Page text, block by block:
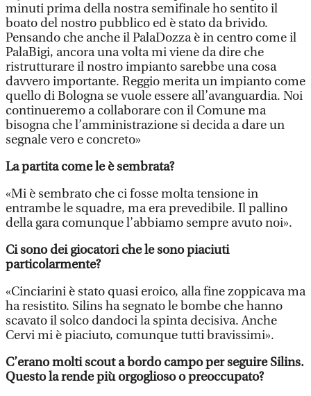
minuti prima della nostra semifinale ho sentito il
boato del nostro pubblico ed è stato da brivido.
Pensando che anche il PalaDozza è in centro come il
PalaBigi, ancora una volta mi viene da dire che
ristrutturare il nostro impianto sarebbe una cosa
davvero importante. Reggio merita un impianto come
quello di Bologna se vuole essere all’avanguardia. Noi
continueremo a collaborare con il Comune ma
bisogna che l’amministrazione si decida a dare un
segnale vero e concreto»
La partita come le è sembrata?
«Mi è sembrato che ci fosse molta tensione in
entrambe le squadre, ma era prevedibile. Il pallino
della gara comunque l’abbiamo sempre avuto noi».
Ci sono dei giocatori che le sono piaciuti
particolarmente?
«Cinciarini è stato quasi eroico, alla fine zoppicava ma
ha resistito. Silins ha segnato le bombe che hanno
scavato il solco dandoci la spinta decisiva. Anche
Cervi mi è piaciuto, comunque tutti bravissimi».
C’erano molti scout a bordo campo per seguire Silins.
Questo la rende più orgoglioso o preoccupato?